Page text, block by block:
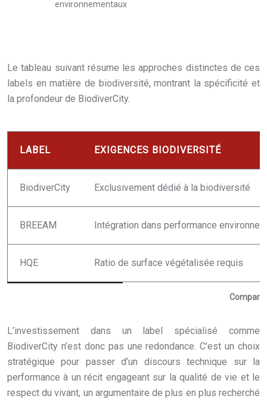
environnementaux
Le tableau suivant résume les approches distinctes de ces
labels en matière de biodiversité, montrant la spécificité et
la profondeur de BiodiverCity.
LABEL EXIGENCES BIODIVERSITÉ
BiodiverCity Exclusivement dédié à la biodiversité
BREEAM Intégration dans performance
HQE Ratio de surface végétalisée requis
L’investissement dans un label spécialisé comme
BiodiverCity n’est donc pas une redondance. C’est un choix
stratégique pour passer d’un discours technique sur la
performance à un récit engageant sur la qualité de vie et le
respect du vivant, un argumentaire de plus en plus recherché